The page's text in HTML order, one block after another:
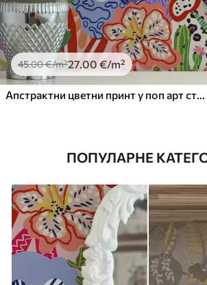
45.00€/m²27.00 €/m²
Апстрактни цветни принт у поп арт стилу
ПОПУЛАРНЕ